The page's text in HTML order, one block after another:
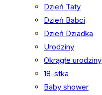
Dzień Taty
Dzień Babci
Dzień Dziadka
Urodziny
Okrągłe urodziny
18-stka
Baby shower